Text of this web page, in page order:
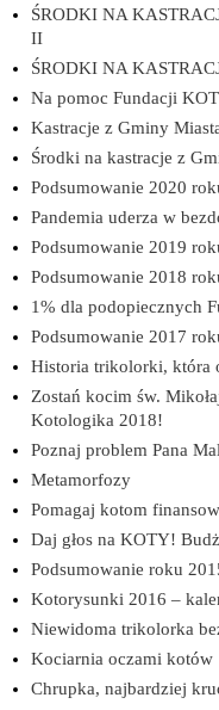
ŚRODKI NA
II
ŚRODKI NA
Na pomoc Fundacji
Kastracje z Gminy
Środki na kastracje z
Podsumowanie 2020
Pandemia uderza w
Podsumowanie 2019
Podsumowanie 2018
1% dla podopiecznych
Podsumowanie 2017
Historia trikolorki, która
Zostań kocim św.
Kotologika 2018!
Poznaj problem Pana
Metamorfozy
Pomagaj kotom
Daj głos na KOTY!
Podsumowanie roku
Kotorysunki 2016 –
Niewidoma trikolorka
Kociarnia oczami kotów
Chrupka, najbardziej